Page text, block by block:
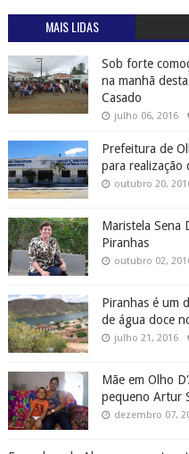
MAIS LIDAS
Sob forte
na manhã
Casado
julho 06, 2016
Prefeitura de
para realização
outubro 20,
Maristela Sena
Piranhas
outubro 02,
Piranhas é um
de água doce
julho 21, 2016
Mãe em Olho
pequeno Artur
dezembro 07,